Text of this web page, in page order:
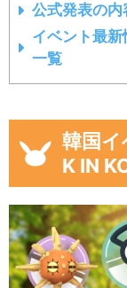
公式発表の内
イベント最
一覧
韓国
K IN